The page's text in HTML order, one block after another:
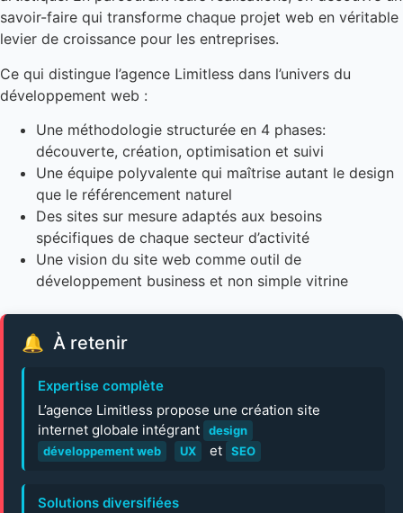
savoir-faire qui transforme chaque projet web en véritable
levier de croissance pour les entreprises.
Ce qui distingue l’agence Limitless dans l’univers du
développement web :
Une méthodologie structurée en 4 phases:
découverte, création, optimisation et suivi
Une équipe polyvalente qui maîtrise autant le design
que le référencement naturel
Des sites sur mesure adaptés aux besoins
spécifiques de chaque secteur d’activité
Une vision du site web comme outil de
développement business et non simple vitrine
À retenir
Expertise complète
L’agence Limitless propose une création site
internet globale intégrant
design
développement web
UX et SEO
Solutions diversifiées